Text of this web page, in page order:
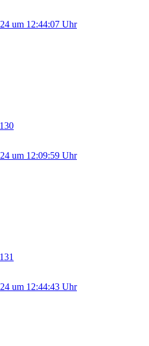
um 12:44:07 Uhr
um 12:09:59 Uhr
um 12:44:43 Uhr